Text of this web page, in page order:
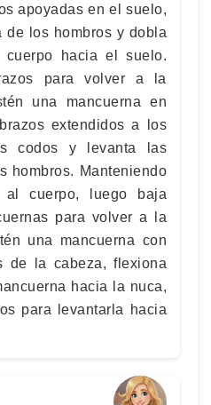
apoyadas en el suelo,
de los hombros y dobla
hacia el suelo.
para volver a la
una mancuerna en
extendidos a los
codos y levanta las
hombros. Manteniendo
al cuerpo, luego baja
para volver a la
una mancuerna con
de la cabeza, flexiona
hacia la nuca,
para levantarla hacia